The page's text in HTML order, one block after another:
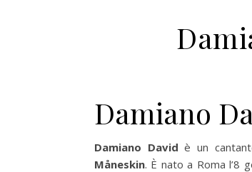
Damiano
Damiano David è un
Måneskin. È nato a Roma l’8